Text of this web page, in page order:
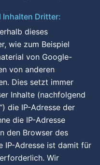
Inhalten Dritter:
dieses
wie zum Beispiel
von Google-
von anderen
Dies setzt immer
Inhalte (nachfolgend
die IP-Adresse der
die IP-Adresse
den Browser des
IP-Adresse ist damit für
Wir